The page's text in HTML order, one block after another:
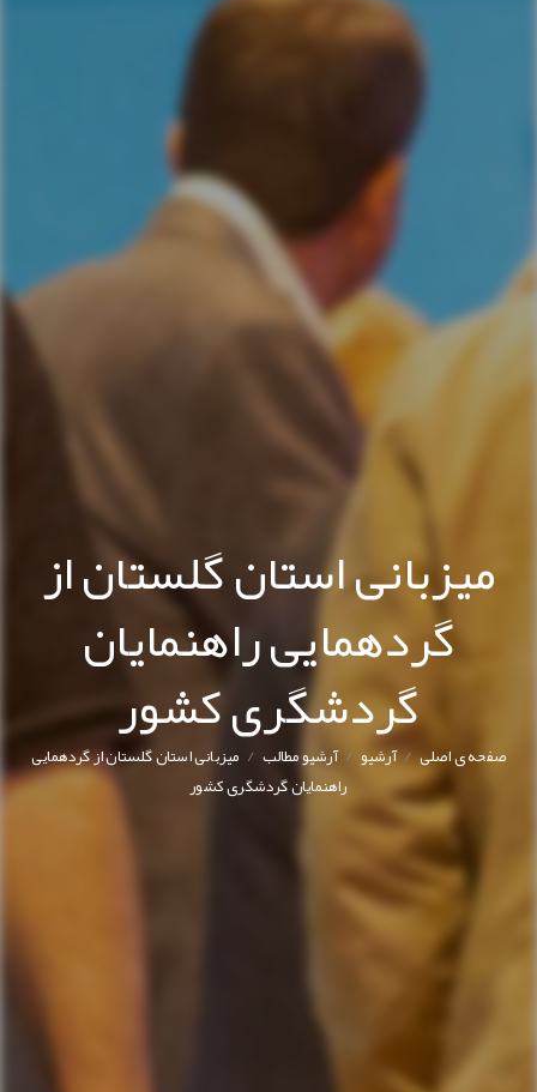
میزبانی استان گلستان از
گردهمایی راهنمایان
گردشگری کشور
صفحه ی اصلی/آرشیو/ آرشیو مطالب/ میزبانی استان گلستان از گردهمایی
راهنمایان گردشگری کشور